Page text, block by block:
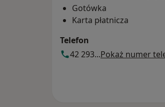
Gotówka
Karta płatnicza
Telefon
42 293...Pokaż numer